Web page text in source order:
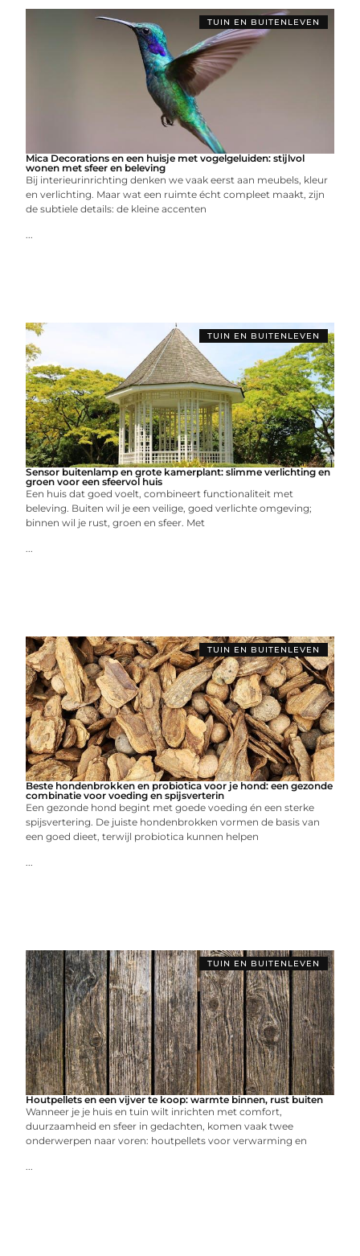
TUIN EN BUITENLEVEN
Mica Decorations en een huisje met vogelgeluiden: stijlvol
wonen met sfeer en beleving
Bij interieurinrichting denken we vaak eerst aan meubels, kleur
en verlichting. Maar wat een ruimte écht compleet maakt, zijn
de subtiele details: de kleine accenten
...
TUIN EN BUITENLEVEN
Sensor buitenlamp en grote kamerplant: slimme verlichting en
groen voor een sfeervol huis
Een huis dat goed voelt, combineert functionaliteit met
beleving. Buiten wil je een veilige, goed verlichte omgeving;
binnen wil je rust, groen en sfeer. Met
...
TUIN EN BUITENLEVEN
Beste hondenbrokken en probiotica voor je hond: een gezonde
combinatie voor voeding en spijsverterin
Een gezonde hond begint met goede voeding én een sterke
spijsvertering. De juiste hondenbrokken vormen de basis van
een goed dieet, terwijl probiotica kunnen helpen
...
TUIN EN BUITENLEVEN
Houtpellets en een vijver te koop: warmte binnen, rust buiten
Wanneer je je huis en tuin wilt inrichten met comfort,
duurzaamheid en sfeer in gedachten, komen vaak twee
onderwerpen naar voren: houtpellets voor verwarming en
...